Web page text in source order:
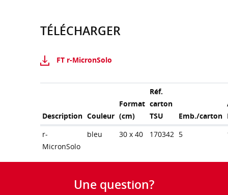
TÉLÉCHARGER
FT r-MicronSolo
Description Couleur
Format
(cm)
Réf.
carton
TSU
Emb./carton
r-
MicronSolo
bleu 30 x 40 170342 5
Une question?